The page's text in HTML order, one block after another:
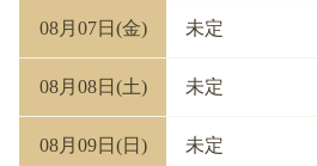
08月07日(金) 未定
08月08日(土) 未定
08月09日(日) 未定